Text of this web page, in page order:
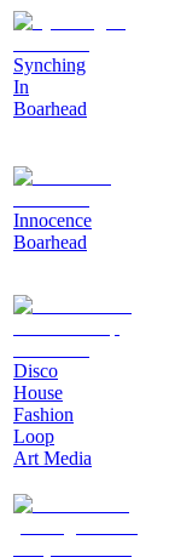
Synching
In
Boarhead
Innocence
Boarhead
Disco
House
Fashion
Loop
Art Media